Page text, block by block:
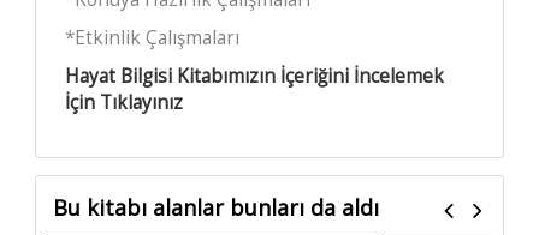
*Etkinlik Çalışmaları
Hayat Bilgisi Kitabımızın İçeriğini İncelemek
İçin Tıklayınız
Bu kitabı alanlar bunları da aldı